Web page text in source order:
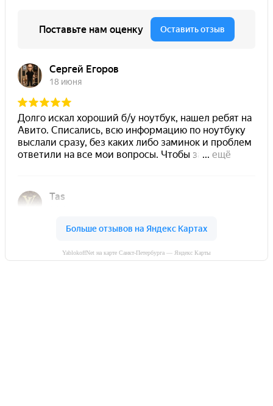
YablokoffNet на карте Санкт-Петербурга — Яндекс Карты